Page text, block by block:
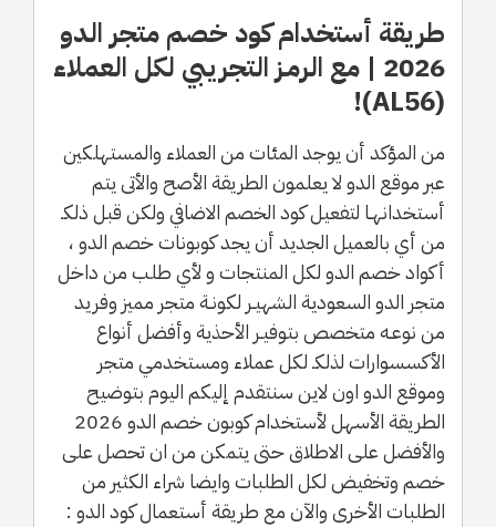
طريقة أستخدام كود خصم متجر الدو
2026 | مع الرمـز التجريبي لكل العملاء
(AL56)!
من المؤكد أن يوجد المئات من العملاء والمستهلكين
عبر موقع الدو لا يعلمون الطريقة الأصح والأتى يتم
أستخدانهـا لتفعيل كود الخصم الاضافي ولكن قبل ذلكـ
من أي بالعميل الجديد أن يجد كوبونات خصم الدو ،
أكواد خصم الدو لكل المنتجات و لأي طلب من داخل
متجر الدو السعودية الشهيـر لكونـة متجر مميز وفريد
من نوعـه متخصص بتوفيـر الأحذية وأفضل أنواع
الأكسسوارات لذلكـ لكل عملاء ومستخدمي متجر
وموقع الدو اون لاين سنتقدم إليكم اليوم بتوضيح
الطريقة الأسهل لأستخدام كوبون خصم الدو 2026
والأفضل على الاطلاق حتى يتمكن من ان تحصل على
خصم وتخفيض لكل الطلبات وايضا شراء الكثير من
الطلبات الأخرى والآن مع طريقة أستعمال كود الدو :